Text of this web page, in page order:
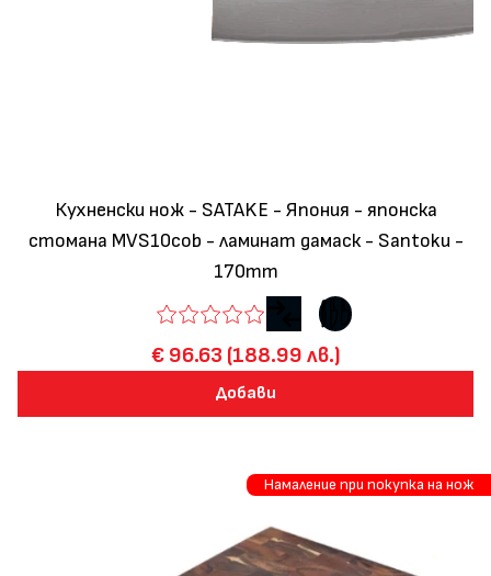
Кухненски нож - SATAKE - Япония - японска
стомана MVS10cob - ламинат дамаск - Santoku -
170mm
€ 96.63 (188.99 лв.)
Добави
Намаление при покупка на нож